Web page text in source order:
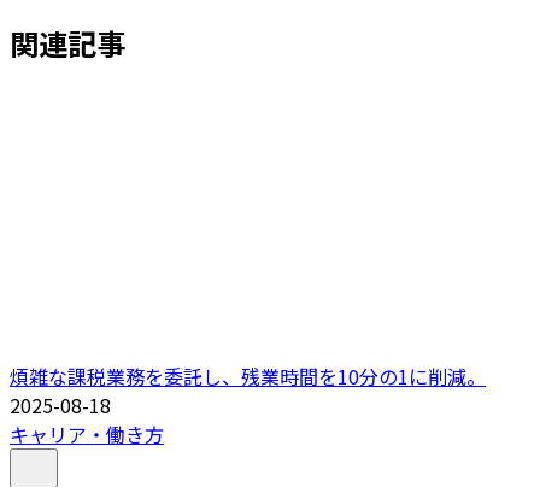
関連記事
煩雑な課税業務を委託し、残業時間を10分の1に削減。
2025-08-18
キャリア・働き方